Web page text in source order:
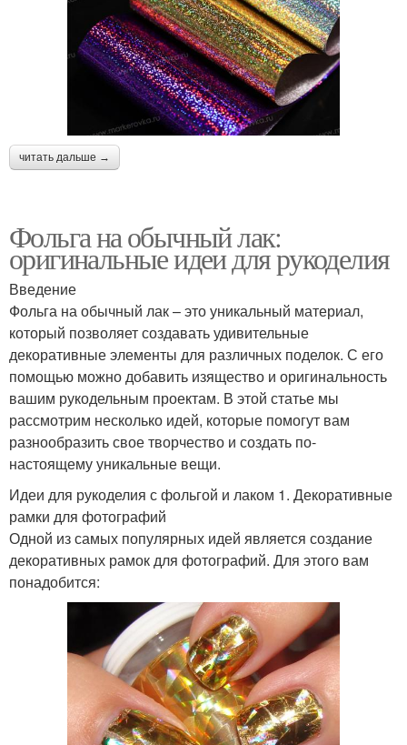
читать дальше →
Фольга на обычный лак:
оригинальные идеи для рукоделия
Введение
Фольга на обычный лак – это уникальный материал,
который позволяет создавать удивительные
декоративные элементы для различных поделок. С его
помощью можно добавить изящество и оригинальность
вашим рукодельным проектам. В этой статье мы
рассмотрим несколько идей, которые помогут вам
разнообразить свое творчество и создать по-
настоящему уникальные вещи.
Идеи для рукоделия с фольгой и лаком 1. Декоративные
рамки для фотографий
Одной из самых популярных идей является создание
декоративных рамок для фотографий. Для этого вам
понадобится: